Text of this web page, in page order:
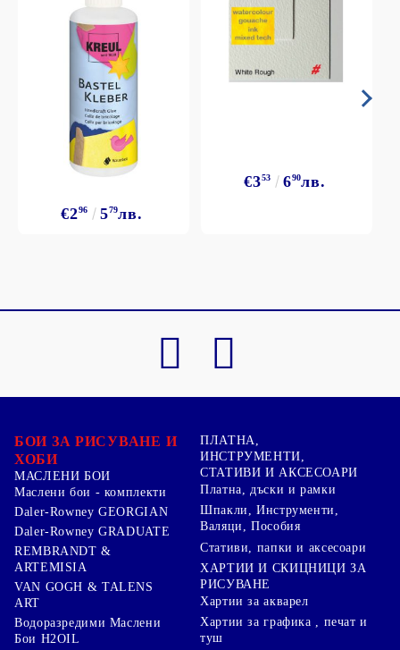
€296 579лв.
€353 690лв.
БОИ ЗА РИСУВАНЕ И
ХОБИ
МАСЛЕНИ БОИ
Маслени бои - комплекти
Daler-Rowney GEORGIAN
Daler-Rowney GRADUATE
REMBRANDT &
ARTEMISIA
VAN GOGH & TALENS
ART
Водоразредими Маслени
Бои H2OIL
ПЛАТНА,
ИНСТРУМЕНТИ,
СТАТИВИ И АКСЕСОАРИ
Платна, дъски и рамки
Шпакли, Инструменти,
Валяци, Пособия
Стативи, папки и аксесоари
ХАРТИИ И СКИЦНИЦИ ЗА
РИСУВАНЕ
Хартии за акварел
Хартии за графика , печат и
туш